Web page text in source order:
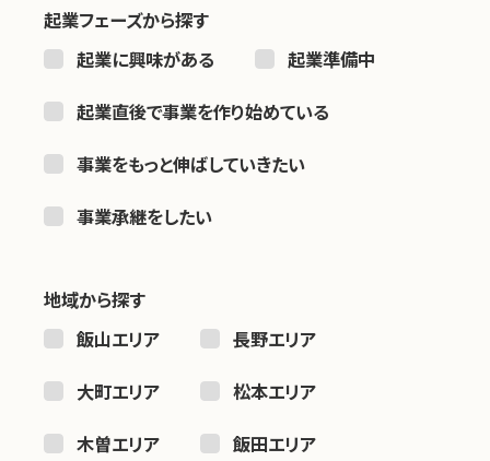
起業フェーズから探す
起業に興味がある
起業準備中
起業直後で事業を作り始めている
事業をもっと伸ばしていきたい
事業承継をしたい
地域から探す
飯山エリア
長野エリア
大町エリア
松本エリア
木曽エリア
飯田エリア